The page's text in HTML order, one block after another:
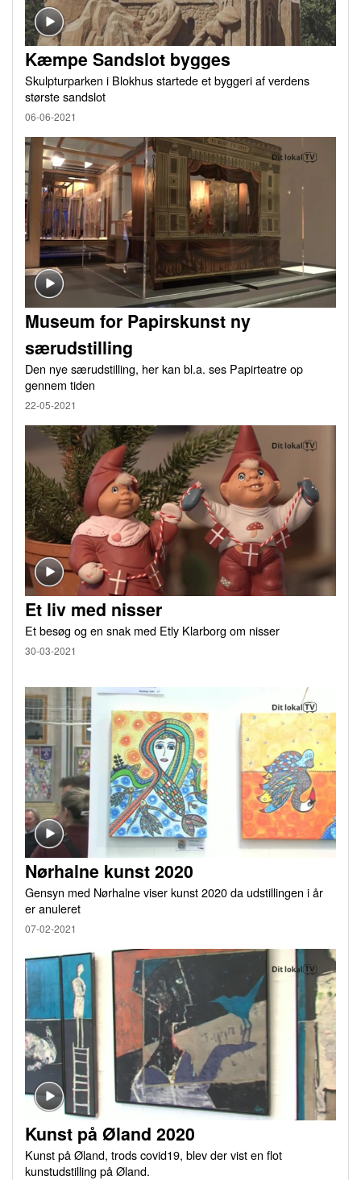
Kæmpe Sandslot bygges
Skulpturparken i Blokhus startede et byggeri af verdens
største sandslot
06-06-2021
Museum for Papirskunst ny
særudstilling
Den nye særudstilling, her kan bl.a. ses Papirteatre op
gennem tiden
22-05-2021
Et liv med nisser
Et besøg og en snak med Etly Klarborg om nisser
30-03-2021
Nørhalne kunst 2020
Gensyn med Nørhalne viser kunst 2020 da udstillingen i år
er anuleret
07-02-2021
Kunst på Øland 2020
Kunst på Øland, trods covid19, blev der vist en flot
kunstudstilling på Øland.